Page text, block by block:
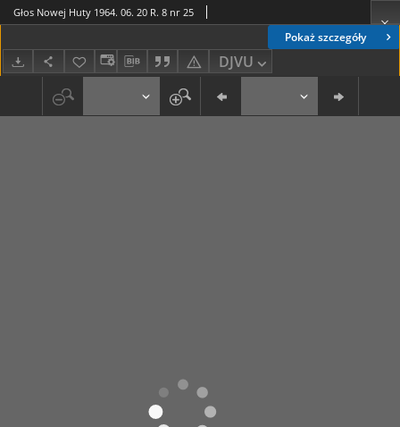
Pokaż szczegóły
DJVU
Głos Nowej Huty 1964. 06. 20 R. 8 nr 25